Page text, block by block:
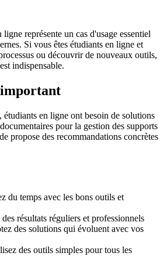
représente un cas d'usage essentiel
Si vous êtes étudiants en ligne et
ou découvrir de nouveaux outils,
indispensable.
étudiants en ligne ont besoin de solutions
pour la gestion des supports
propose des recommandations concrètes
du temps avec les bons outils et
résultats réguliers et professionnels
des solutions qui évoluent avec vos
des outils simples pour tous les